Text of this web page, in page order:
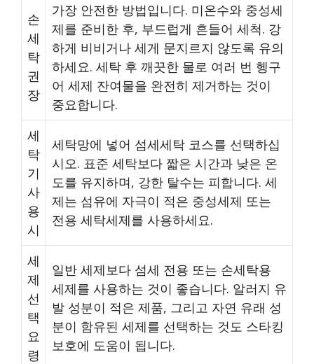
손
세
탁
권
장
가장 안전한 방법입니다. 미온수와 중성세
제를 준비한 후, 부드럽게 흔들어 세척. 강
하게 비비거나 세게 문지르지 않도록 유의
하세요. 세탁 후 깨끗한 물로 여러 번 헹구
어 세제 잔여물을 완전히 제거하는 것이
중요합니다.
세
탁
기
사
용
시
세탁망에 넣어 섬세세탁 코스를 선택하십
시오. 표준 세탁보다 짧은 시간과 낮은 온
도를 유지하며, 강한 탈수는 피합니다. 세
제는 섬유에 자극이 적은 중성세제 또는
전용 세탁세제를 사용하세요.
세
제
선
택
요
령
일반 세제보다 섬세 전용 또는 손세탁용
세제를 사용하는 것이 좋습니다. 알러지 유
발 성분이 적은 제품, 그리고 자연 유래 성
분이 함유된 세제를 선택하는 것도 스타킹
보호에 도움이 됩니다.